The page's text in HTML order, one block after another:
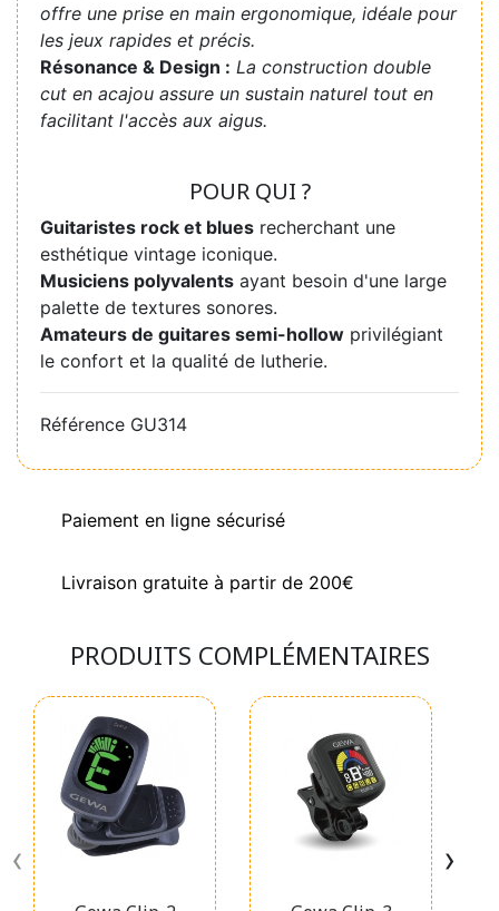
offre une prise en main ergonomique, idéale pour
les jeux rapides et précis.
Résonance & Design : La construction double
cut en acajou assure un sustain naturel tout en
facilitant l'accès aux aigus.
POUR QUI ?
Guitaristes rock et blues recherchant une
esthétique vintage iconique.
Musiciens polyvalents ayant besoin d'une large
palette de textures sonores.
Amateurs de guitares semi-hollow privilégiant
le confort et la qualité de lutherie.
Référence GU314
Paiement en ligne sécurisé
Livraison gratuite à partir de 200€
PRODUITS COMPLÉMENTAIRES
‹ ›